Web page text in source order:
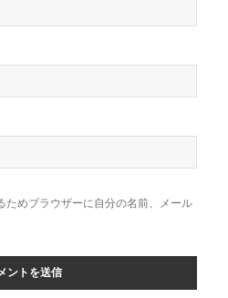
ためブラウザーに自分の名前、メール